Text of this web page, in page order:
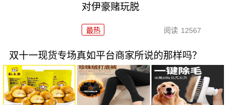
对伊豪赌玩脱
最热 阅读 12567
双十一现货专场真如平台商家所说的那样吗？